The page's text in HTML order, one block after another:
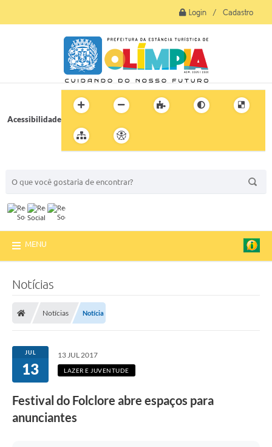
Login / Cadastro
Acessibilidade
MENU
Notícias
Notícias Notícia
JUL
13
13 JUL 2017
LAZER E JUVENTUDE
Festival do Folclore abre espaços para
anunciantes